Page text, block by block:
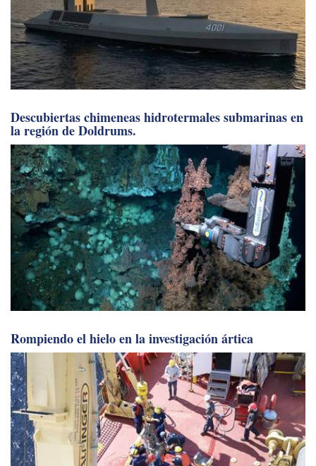
Descubiertas chimeneas hidrotermales submarinas en
la región de Doldrums.
Rompiendo el hielo en la investigación ártica